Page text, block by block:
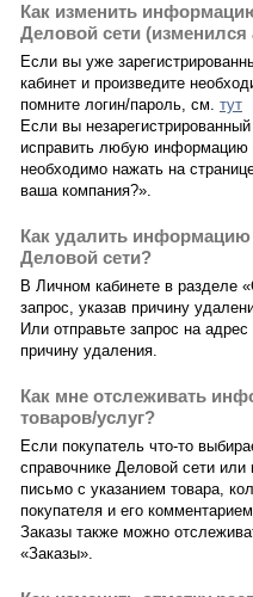
Как изменить
Деловой сети (изменился
Если вы уже
кабинет и произведите
помните логин/пароль, см. тут
Если вы
исправить любую информацию
необходимо нажать на
ваша компания?».
Как удалить информацию
Деловой сети?
В Личном кабинете в разделе
запрос, указав причину
Или отправьте запрос на
причину удаления.
Как мне отслеживать
товаров/услуг?
Если покупатель что-то
справочнике Деловой сети
письмо с указанием товара,
покупателя и его комментарием
Заказы также можно
«Заказы».